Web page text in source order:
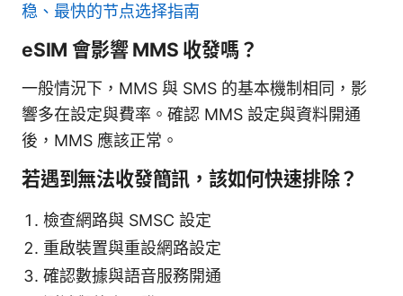
稳、最快的节点选择指南
eSIM 會影響 MMS 收發嗎？
一般情況下，MMS 與 SMS 的基本機制相同，影
響多在設定與費率。確認 MMS 設定與資料開通
後，MMS 應該正常。
若遇到無法收發簡訊，該如何快速排除？
檢查網路與 SMSC 設定
重啟裝置與重設網路設定
確認數據與語音服務開通